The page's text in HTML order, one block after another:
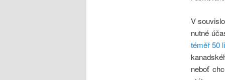
V
nutné
téměř 50
neboť